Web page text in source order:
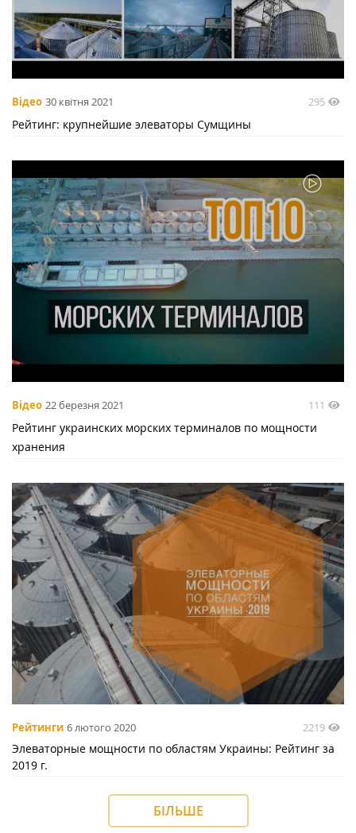
Відео 30 квітня 2021 295
Рейтинг: крупнейшие элеваторы Сумщины
Відео 22 березня 2021 111
Рейтинг украинских морских терминалов по мощности
хранения
Рейтинги 6 лютого 2020 2219
Элеваторные мощности по областям Украины: Рейтинг за
2019 г.
БІЛЬШЕ